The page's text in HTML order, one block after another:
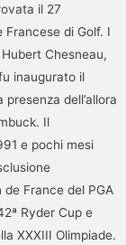
il 27
Francese di Golf. I
Chesneau,
inaugurato il
presenza dell’allora
Il
e pochi mesi
de France del PGA
Ryder Cup e
XXXIII Olimpiade.